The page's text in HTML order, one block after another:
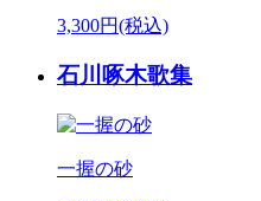
3,300円(税込)
石川啄木歌集
一握の砂